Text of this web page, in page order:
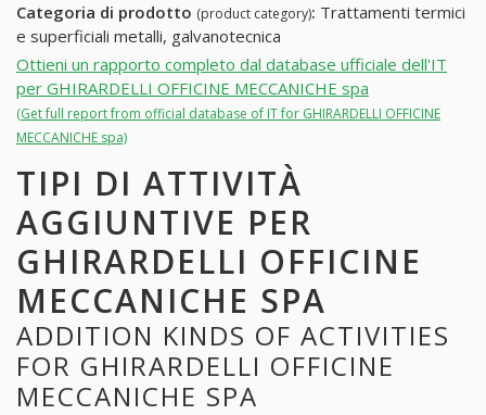
Categoria di prodotto (product category): Trattamenti termici
e superficiali metalli, galvanotecnica
Ottieni un rapporto completo dal database ufficiale dell'IT
per GHIRARDELLI OFFICINE MECCANICHE spa
(Get full report from official database of IT for GHIRARDELLI OFFICINE
MECCANICHE spa)
TIPI DI ATTIVITÀ
AGGIUNTIVE PER
GHIRARDELLI OFFICINE
MECCANICHE SPA
ADDITION KINDS OF ACTIVITIES
FOR GHIRARDELLI OFFICINE
MECCANICHE SPA